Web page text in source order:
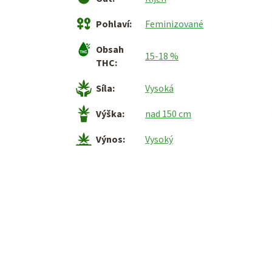
Pohlaví:
Feminizované
Obsah
THC: 15-18 %
Síla:
Vysoká
Výška:
nad 150 cm
Výnos: Vysoký